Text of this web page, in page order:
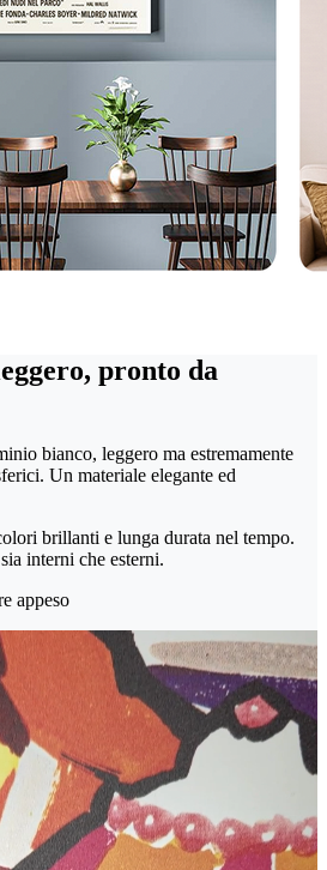
pronto da
bianco, leggero ma estremamente
Un materiale elegante ed
brillanti e lunga durata nel tempo.
interni che esterni.
appeso